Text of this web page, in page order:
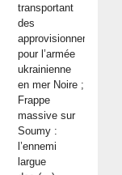
transportant
des
approvisionnements
pour l’armée
ukrainienne
en mer Noire ;
Frappe
massive sur
Soumy :
l’ennemi
largue